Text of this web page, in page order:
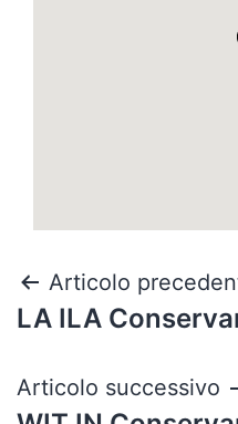
Articolo
LA ILA
Articolo successivo